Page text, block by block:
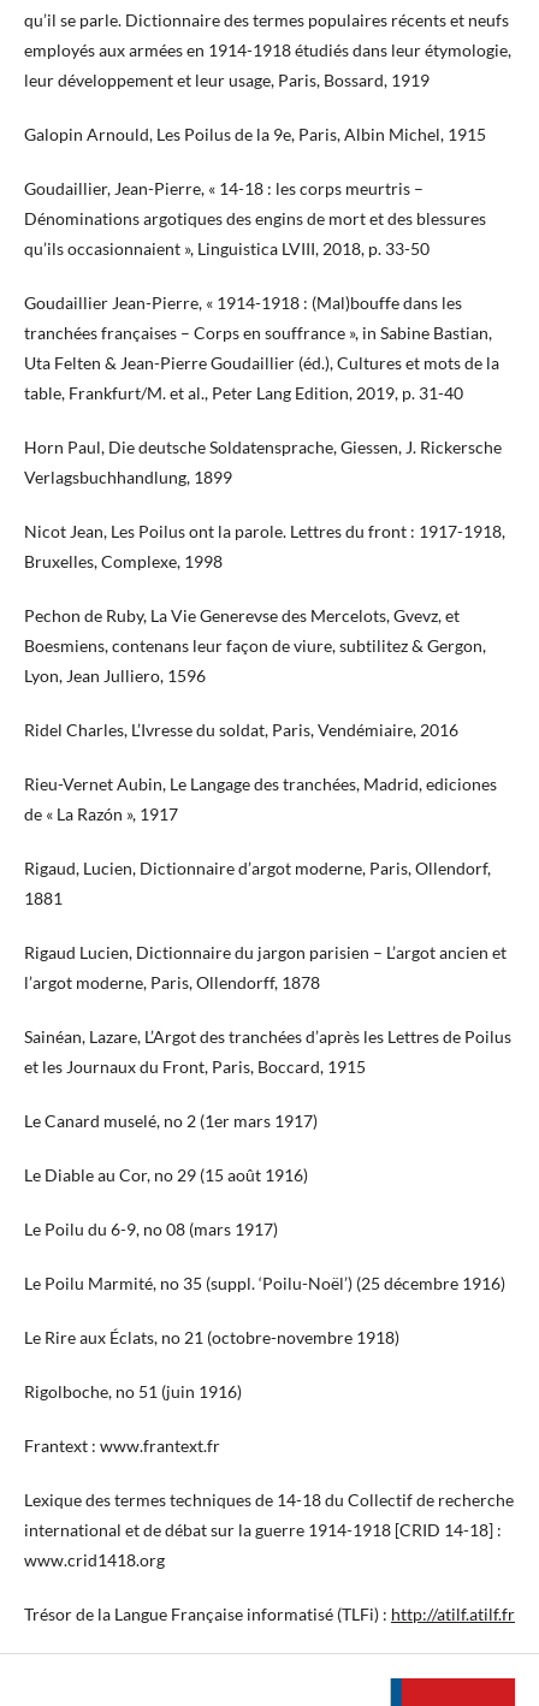
qu’il se parle. Dictionnaire des termes populaires récents et neufs
employés aux armées en 1914-1918 étudiés dans leur étymologie,
leur développement et leur usage, Paris, Bossard, 1919
Galopin Arnould, Les Poilus de la 9e, Paris, Albin Michel, 1915
Goudaillier, Jean-Pierre, « 14-18 : les corps meurtris –
Dénominations argotiques des engins de mort et des blessures
qu’ils occasionnaient », Linguistica LVIII, 2018, p. 33-50
Goudaillier Jean-Pierre, « 1914-1918 : (Mal)bouffe dans les
tranchées françaises – Corps en souffrance », in Sabine Bastian,
Uta Felten & Jean-Pierre Goudaillier (éd.), Cultures et mots de la
table, Frankfurt/M. et al., Peter Lang Edition, 2019, p. 31-40
Horn Paul, Die deutsche Soldatensprache, Giessen, J. Rickersche
Verlagsbuchhandlung, 1899
Nicot Jean, Les Poilus ont la parole. Lettres du front : 1917-1918,
Bruxelles, Complexe, 1998
Pechon de Ruby, La Vie Generevse des Mercelots, Gvevz, et
Boesmiens, contenans leur façon de viure, subtilitez & Gergon,
Lyon, Jean Julliero, 1596
Ridel Charles, L’Ivresse du soldat, Paris, Vendémiaire, 2016
Rieu-Vernet Aubin, Le Langage des tranchées, Madrid, ediciones
de « La Razón », 1917
Rigaud, Lucien, Dictionnaire d’argot moderne, Paris, Ollendorf,
1881
Rigaud Lucien, Dictionnaire du jargon parisien – L’argot ancien et
l’argot moderne, Paris, Ollendorff, 1878
Sainéan, Lazare, L’Argot des tranchées d’après les Lettres de Poilus
et les Journaux du Front, Paris, Boccard, 1915
Le Canard muselé, no 2 (1er mars 1917)
Le Diable au Cor, no 29 (15 août 1916)
Le Poilu du 6-9, no 08 (mars 1917)
Le Poilu Marmité, no 35 (suppl. ‘Poilu-Noël’) (25 décembre 1916)
Le Rire aux Éclats, no 21 (octobre-novembre 1918)
Rigolboche, no 51 (juin 1916)
Frantext : www.frantext.fr
Lexique des termes techniques de 14-18 du Collectif de recherche
international et de débat sur la guerre 1914-1918 [CRID 14-18] :
www.crid1418.org
Trésor de la Langue Française informatisé (TLFi) : http://atilf.atilf.fr